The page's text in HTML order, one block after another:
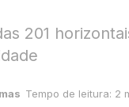
201
Tempo de leitura: 2